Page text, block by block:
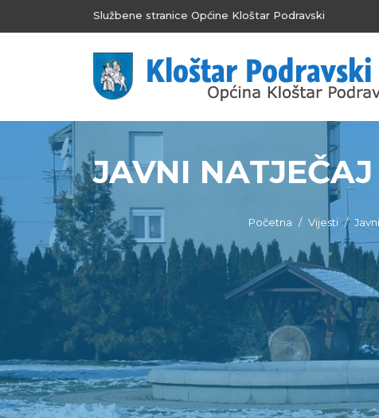
Službene stranice Općine Kloštar Podravski
JAVNI
Početna Vijesti